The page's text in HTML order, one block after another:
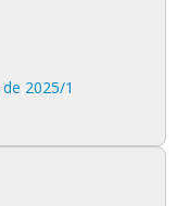
2025/1